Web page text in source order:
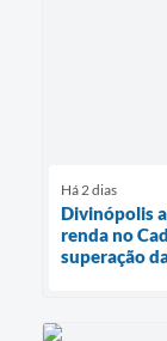
Há 2 dias
Divinópolis
renda no
superação